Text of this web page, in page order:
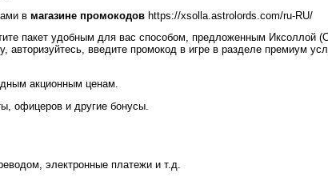
в магазине промокодов https://xsolla.astrolords.com/ru-RU/
пакет удобным для вас способом, предложенным
введите промокод в игре в разделе премиум
акционным ценам.
офицеров и другие бонусы.
электронные платежи и т.д.